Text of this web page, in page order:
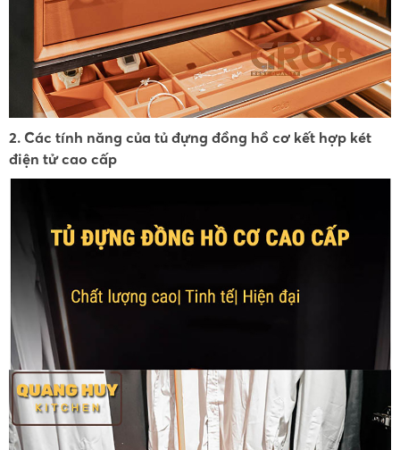
2. Các tính năng của tủ đựng đồng hồ cơ kết hợp két
điện tử cao cấp